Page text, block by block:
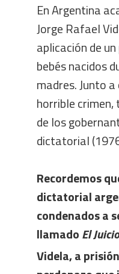
En Argentina
Jorge Rafael
aplicación de
bebés nacidos
madres. Junto
horrible
de los
dictatorial
Recordemos
dictatorial
condenados a
llamadoEl
Videla, a